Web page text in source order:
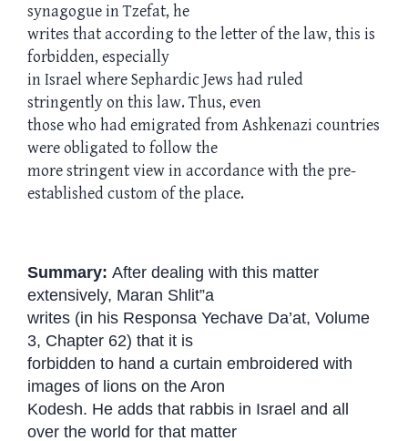
synagogue in Tzefat, he
writes that according to the letter of the law, this is
forbidden, especially
in Israel where Sephardic Jews had ruled
stringently on this law. Thus, even
those who had emigrated from Ashkenazi countries
were obligated to follow the
more stringent view in accordance with the pre-
established custom of the place.
Summary: After dealing with this matter
extensively, Maran Shlit”a
writes (in his Responsa Yechave Da’at, Volume
3, Chapter 62) that it is
forbidden to hand a curtain embroidered with
images of lions on the Aron
Kodesh. He adds that rabbis in Israel and all
over the world for that matter